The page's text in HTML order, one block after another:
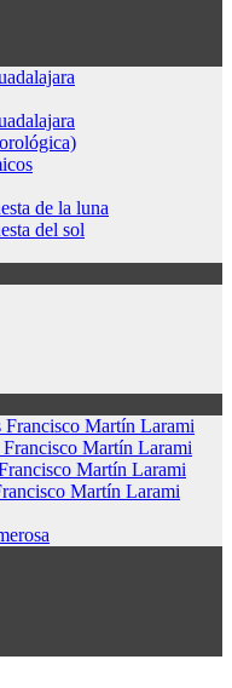
de la luna
del sol
Francisco Martín Larami
Martín Larami
Martín Larami
Martín Larami